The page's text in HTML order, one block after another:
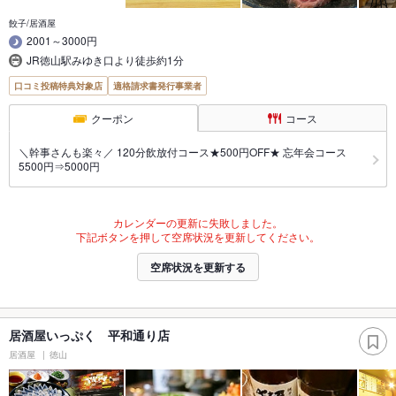
餃子/居酒屋
2001～3000円
JR徳山駅みゆき口より徒歩約1分
口コミ投稿特典対象店 適格請求書発行事業者
クーポン コース
＼幹事さんも楽々／ 120分飲放付コース★500円OFF★ 忘年会コース
5500円⇒5000円
カレンダーの更新に失敗しました。
下記ボタンを押して空席状況を更新してください。
空席状況を更新する
居酒屋いっぷく 平和通り店
居酒屋 徳山